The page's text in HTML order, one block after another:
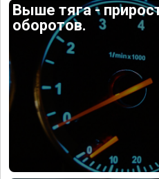
Выше тяга -
оборотов.